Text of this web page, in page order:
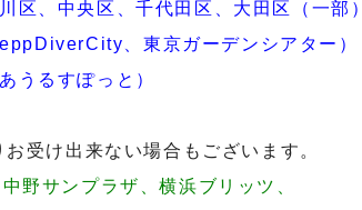
区、中央区、千代田区、大田区（一部）
、東京ガーデンシアター）
うるすぽっと）
受け出来ない場合もございます。
野サンプラザ、横浜ブリッツ、